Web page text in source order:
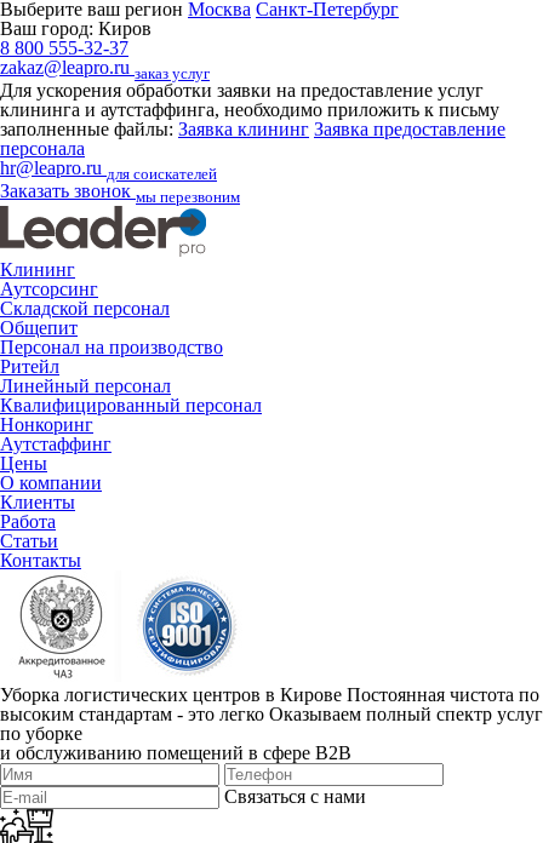
Выберите ваш регион Москва Санкт-Петербург
Ваш город: Киров
8 800 555-32-37
zakaz@leapro.ru заказ услуг
Для ускорения обработки заявки на предоставление услуг
клининга и аутстаффинга, необходимо приложить к письму
заполненные файлы: Заявка клининг Заявка предоставление
персонала
hr@leapro.ru для соискателей
Заказать звонок мы перезвоним
Клининг
Аутсорсинг
Складской персонал
Общепит
Персонал на производство
Ритейл
Линейный персонал
Квалифицированный персонал
Нонкоринг
Аутстаффинг
Цены
О компании
Клиенты
Работа
Статьи
Контакты
Уборка логистических центров в Кирове Постоянная чистота по
высоким стандартам - это легко Оказываем полный спектр услуг
по уборке
и обслуживанию помещений в сфере B2B
Связаться с нами